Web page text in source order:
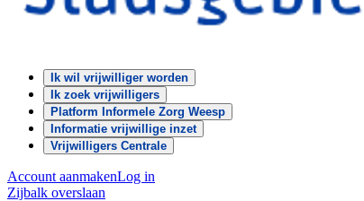
Ik wil vrijwilliger worden
Ik zoek vrijwilligers
Platform Informele Zorg Weesp
Informatie vrijwillige inzet
Vrijwilligers Centrale
Account aanmakenLog in
Zijbalk overslaan